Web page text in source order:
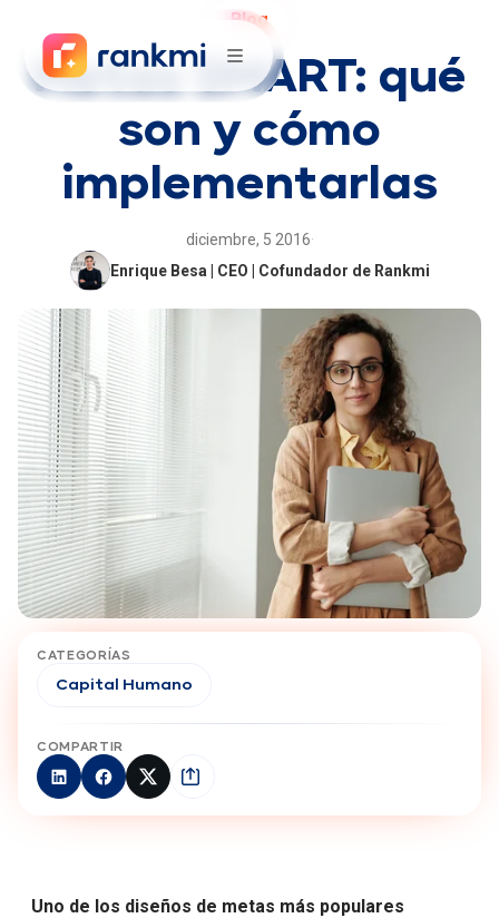
Blog
Metas SMART: qué
son y cómo
implementarlas
diciembre, 5 2016·
Enrique Besa | CEO | Cofundador de Rankmi
CATEGORÍAS
Capital Humano
COMPARTIR
Uno de los diseños de metas más populares